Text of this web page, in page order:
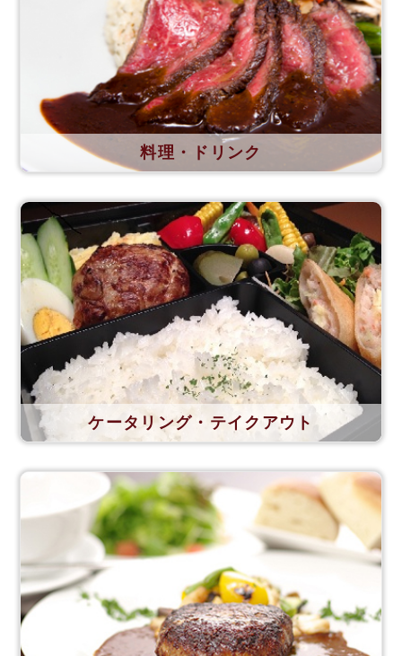
料理・ドリンク
ケータリング・テイクアウト